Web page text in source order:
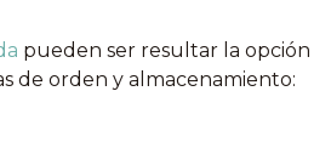
pueden ser resultar la opción
de orden y almacenamiento: